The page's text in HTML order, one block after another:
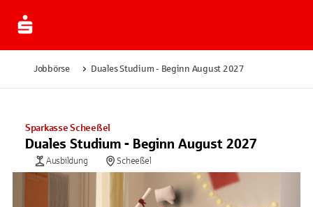
Jobbörse Duales Studium - Beginn August 2027
Sparkasse Scheeßel
Duales Studium - Beginn August 2027
Ausbildung Scheeßel